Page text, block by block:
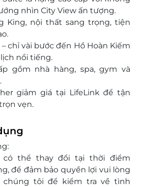
nhìn City View ấn tượng.
King, nội thất sang trọng, tiện
chỉ vài bước đến Hồ Hoàn Kiếm
nổi tiếng.
gồm nhà hàng, spa, gym và
giảm giá tại LifeLink để tận
vẹn.
an toàn.
cấp, phong cách chuyên
LifeLink.
có thể thay đổi tại thời điểm
để đảm bảo quyền lợi vui lòng
chúng tôi để kiểm tra về tình